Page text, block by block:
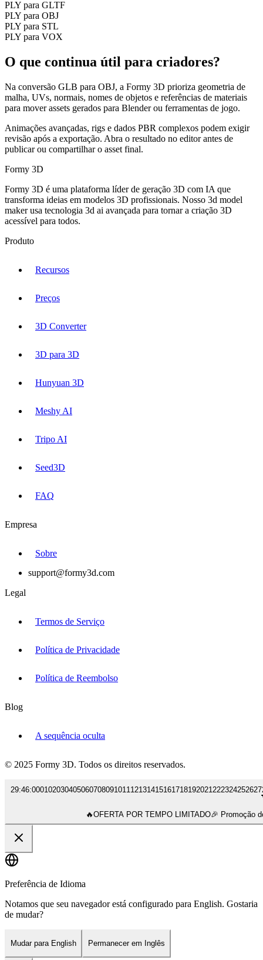
PLY para GLTF
PLY para OBJ
PLY para STL
PLY para VOX
O que continua útil para criadores?
Na conversão GLB para OBJ, a Formy 3D prioriza geometria de
malha, UVs, normais, nomes de objetos e referências de materiais
para mover assets gerados para Blender ou ferramentas de jogo.
Animações avançadas, rigs e dados PBR complexos podem exigir
revisão após a exportação. Abra o resultado no editor antes de
publicar ou compartilhar o asset final.
Formy 3D
Formy 3D é uma plataforma líder de geração 3D com IA que
transforma ideias em modelos 3D profissionais. Nosso 3d model
maker usa tecnologia 3d ai avançada para tornar a criação 3D
acessível para todos.
Produto
Recursos
Preços
3D Converter
3D para 3D
Hunyuan 3D
Meshy AI
Tripo AI
Seed3D
FAQ
Empresa
Sobre
support@formy3d.com
Legal
Termos de Serviço
Política de Privacidade
Política de Reembolso
Blog
A sequência oculta
© 2025 Formy 3D. Todos os direitos reservados.
29:46:0001 02030405060708091011 12131415161718192021 222324252627
🔥OFERTA POR TEMPO LIMITADO🎉 Promoção
Preferência de Idioma
Notamos que seu navegador está configurado para English. Gostaria
de mudar?
Mudar para English Permanecer em Inglês